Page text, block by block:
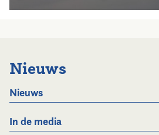
Nieuws
Nieuws
In de media